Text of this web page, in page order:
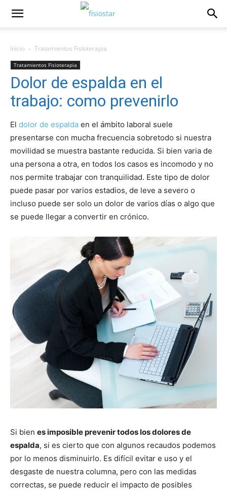
Inicio Tratamientos Fisioterapia
Tratamientos Fisioterapia
Dolor de espalda en el
trabajo: como prevenirlo
El dolor de espalda en el ámbito laboral suele
presentarse con mucha frecuencia sobretodo si nuestra
movilidad se muestra bastante reducida. Si bien varia de
una persona a otra, en todos los casos es incomodo y no
nos permite trabajar con tranquilidad. Este tipo de dolor
puede pasar por varios estadios, de leve a severo o
incluso puede ser solo un dolor de varios días o algo que
se puede llegar a convertir en crónico.
Si bien es imposible prevenir todos los dolores de
espalda, si es cierto que con algunos recaudos podemos
por lo menos disminuirlo. Es difícil evitar e uso y el
desgaste de nuestra columna, pero con las medidas
correctas, se puede reducir el impacto de posibles